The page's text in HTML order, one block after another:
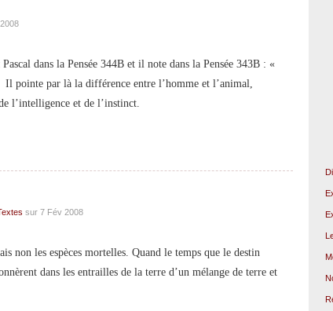
dans la Pensée 344B et il note dans la Pensée 343B : «
pointe par là la différence entre l’homme et l’animal,
l’intelligence et de l’instinct.
sur 7 Fév 2008
les espèces mortelles. Quand le temps que le destin
dans les entrailles de la terre d’un mélange de terre et